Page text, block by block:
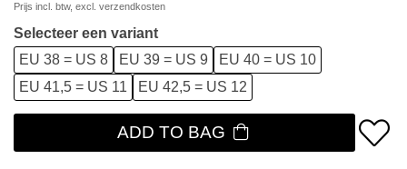
Prijs incl. btw, excl. verzendkosten
Selecteer een variant
EU 38 = US 8
EU 39 = US 9
EU 40 = US 10
EU 41,5 = US 11
EU 42,5 = US 12
ADD TO BAG